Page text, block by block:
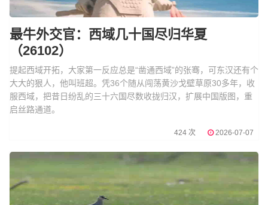
最牛外交官：西域几十国尽归华夏
（26102）
提起西域开拓，大家第一反应总是“凿通西域”的张骞，可东汉还有个
大大的狠人，他叫班超。凭36个随从闯荡黄沙戈壁草原30多年，收
服西域，把昔日纷乱的三十六国尽数收拢归汉，扩展中国版图，重
启丝路通道。
424 次 2026-07-07